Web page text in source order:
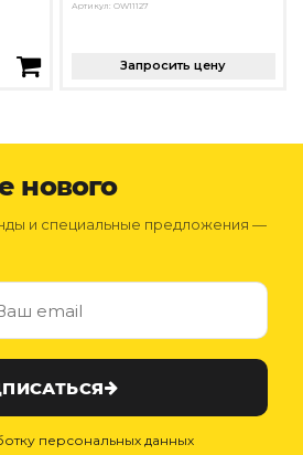
Артикул: OW11127
Запросить цену
нового
и специальные предложения —
персональных данных